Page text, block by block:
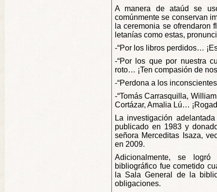
A manera de ataúd se
comúnmente se conservan
la ceremonia se ofrendaron
letanías como estas,
-“Por los libros perdidos…
-“Por los que por nuestra
roto… ¡Ten compasión de
-“Perdona a los
-“Tomás Carrasquilla,
Cortázar, Amalia Lú…
La investigación
publicado en 1983 y
señora Merceditas Isaza,
en 2009.
Adicionalmente, se
bibliográfico fue cometido
la Sala General de la
obligaciones.